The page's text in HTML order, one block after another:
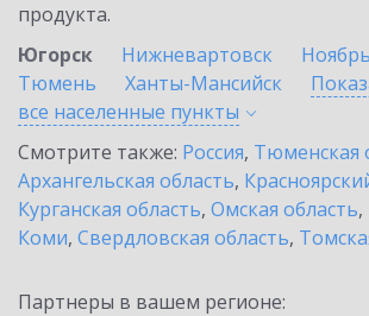
продукта.
Югорск
Нижневартовск
Тюмень
Ханты-Мансийск
все населенные пункты
Смотрите также: Россия, Тюменская
Архангельская область,
Курганская область, Омская область,
Коми, Свердловская область,
Партнеры в вашем регионе: